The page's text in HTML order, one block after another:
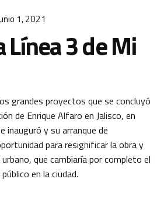
1, 2021
Línea 3 de Mi
grandes proyectos que se concluyó
de Enrique Alfaro en Jalisco, en
inauguró y su arranque de
para resignificar la obra y
que cambiaría por completo el
en la ciudad.